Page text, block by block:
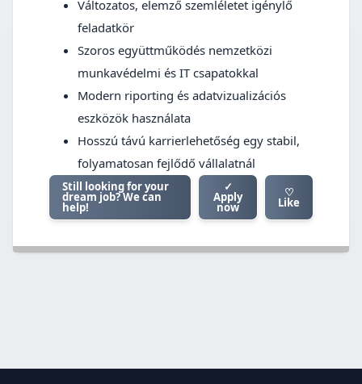
Változatos, elemző szemléletet igénylő
feladatkör
Szoros együttműködés nemzetközi
munkavédelmi és IT csapatokkal
Modern riporting és adatvizualizációs
eszközök használata
Hosszú távú karrierlehetőség egy stabil,
folyamatosan fejlődő vállalatnál
Still looking for your
dream job? We can
help!
✓
Apply
now
♡
Like